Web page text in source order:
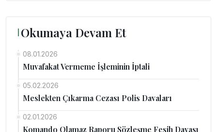
Okumaya Devam Et
08.01.2026
Muvafakat Vermeme İşleminin İptali
05.02.2026
Meslekten Çıkarma Cezası Polis Davaları
02.01.2026
Komando Olamaz Raporu Sözleşme Fesih Davası